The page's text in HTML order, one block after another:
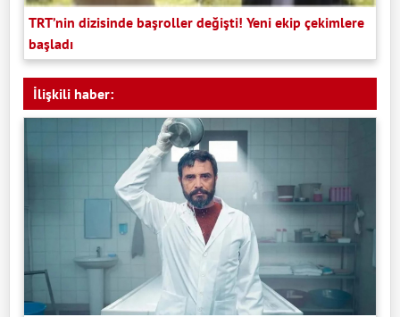
TRT’nin dizisinde başroller değişti! Yeni ekip çekimlere
başladı
İlişkili haber: